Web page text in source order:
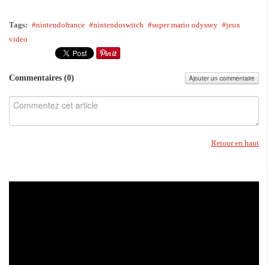
Tags: nintendofrance nintendoswitch super mario odyssey
jeux
video
Commentaires (0) Ajouter un commentaire
Retour en haut